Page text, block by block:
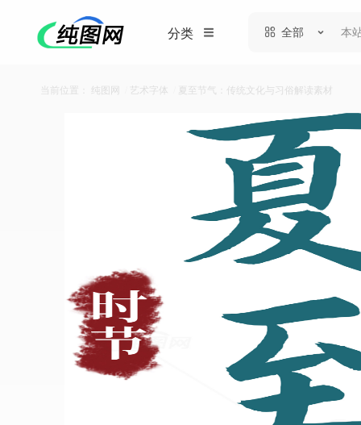
分类 全部
当前位置： 纯图网 艺术字体 夏至节气：传统文化与习俗解读素材